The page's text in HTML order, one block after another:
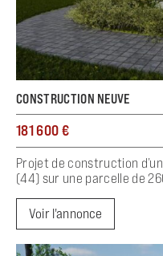
CONSTRUCTION NEUVE
181 600 €
Projet de construction
(44) sur une parcelle de
Voir l'annonce